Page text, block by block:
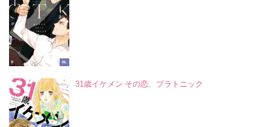
BL
31歳イケメン その恋、プラトニック